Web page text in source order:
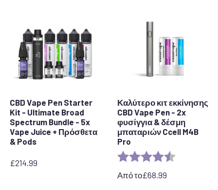
CBD Vape Pen Starter
Kit - Ultimate Broad
Spectrum Bundle - 5x
Vape Juice + Πρόσθετα
& Pods
£214.99
Καλύτερο κιτ εκκίνησης
CBD Vape Pen - 2x
φυσίγγια & δέσμη
μπαταριών Ccell M4B
Pro
Αξιολόγηση: 4,7 από 5
Από το£68.99